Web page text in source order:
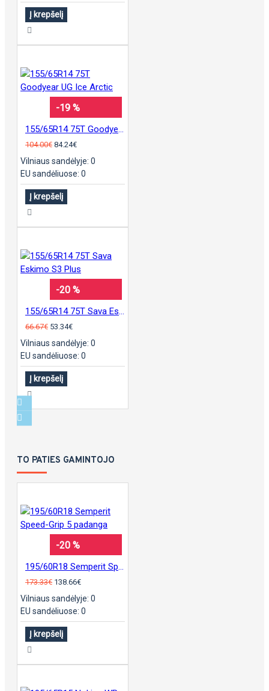
Į krepšelį
-19 %
155/65R14 75T Goodyear UG Ice Arctic
104.00€ 84.24€
Vilniaus sandėlyje: 0
EU sandėliuose: 0
Į krepšelį
-20 %
155/65R14 75T Sava Eskimo S3 Plus
66.67€ 53.34€
Vilniaus sandėlyje: 0
EU sandėliuose: 0
Į krepšelį
TO PATIES GAMINTOJO
-20 %
195/60R18 Semperit Speed-Grip 5 padanga
173.33€ 138.66€
Vilniaus sandėlyje: 0
EU sandėliuose: 0
Į krepšelį